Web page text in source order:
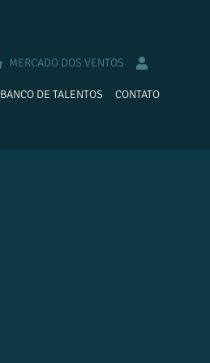
MERCADO DOS VENTOS
BANCO DE TALENTOS CONTATO